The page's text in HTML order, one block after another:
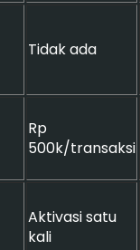
Tidak ada
Rp
500k/transaksi
Aktivasi satu
kali